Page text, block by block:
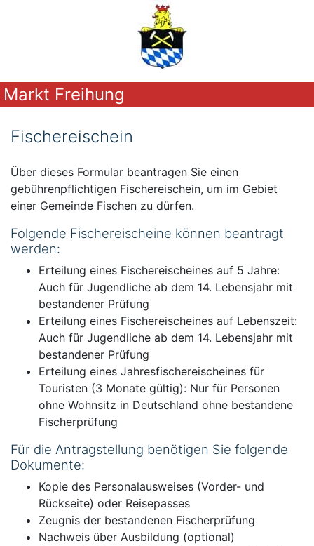
Markt Freihung
Fischereischein
Über dieses Formular beantragen Sie einen
gebührenpflichtigen Fischereischein, um im Gebiet
einer Gemeinde Fischen zu dürfen.
Folgende Fischereischeine können beantragt
werden:
Erteilung eines Fischereischeines auf 5 Jahre:
Auch für Jugendliche ab dem 14. Lebensjahr mit
bestandener Prüfung
Erteilung eines Fischereischeines auf Lebenszeit:
Auch für Jugendliche ab dem 14. Lebensjahr mit
bestandener Prüfung
Erteilung eines Jahresfischereischeines für
Touristen (3 Monate gültig): Nur für Personen
ohne Wohnsitz in Deutschland ohne bestandene
Fischerprüfung
Für die Antragstellung benötigen Sie folgende
Dokumente:
Kopie des Personalausweises (Vorder- und
Rückseite) oder Reisepasses
Zeugnis der bestandenen Fischerprüfung
Nachweis über Ausbildung (optional)